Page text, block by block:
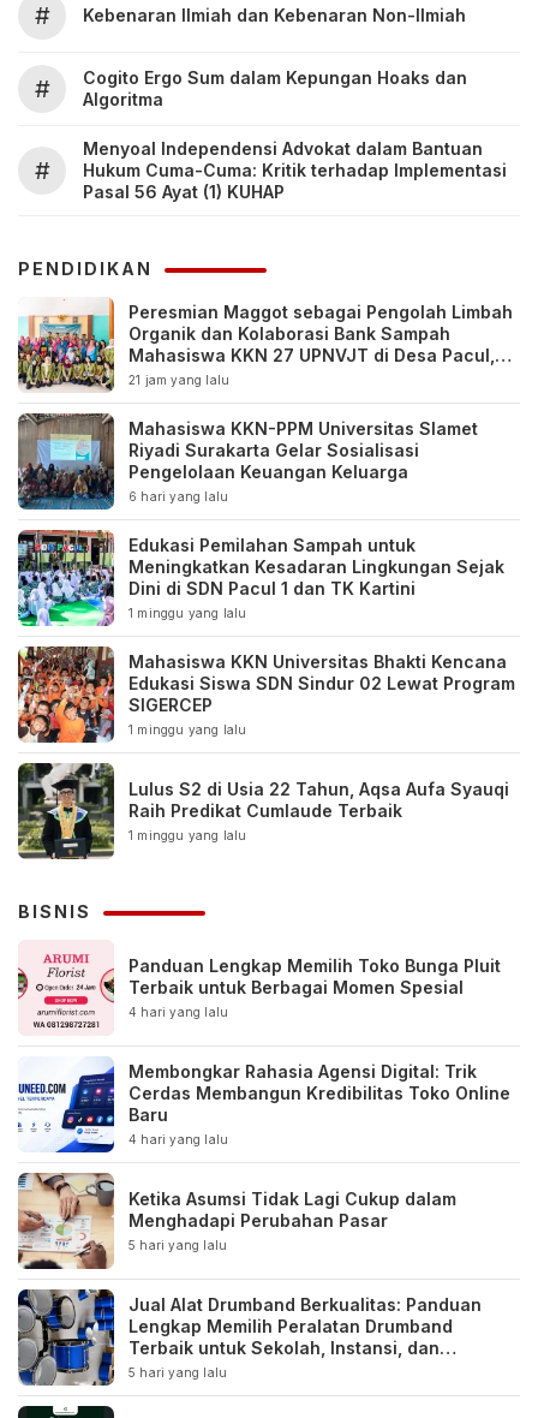
# Kebenaran Ilmiah dan Kebenaran Non-Ilmiah
#
Cogito Ergo Sum dalam Kepungan Hoaks dan
Algoritma
#
Menyoal Independensi Advokat dalam Bantuan
Hukum Cuma-Cuma: Kritik terhadap Implementasi
Pasal 56 Ayat (1) KUHAP
PENDIDIKAN
Peresmian Maggot sebagai Pengolah Limbah
Organik dan Kolaborasi Bank Sampah
Mahasiswa KKN 27 UPNVJT di Desa Pacul,
Bojonegoro
21 jam yang lalu
Mahasiswa KKN-PPM Universitas Slamet
Riyadi Surakarta Gelar Sosialisasi
Pengelolaan Keuangan Keluarga
6 hari yang lalu
Edukasi Pemilahan Sampah untuk
Meningkatkan Kesadaran Lingkungan Sejak
Dini di SDN Pacul 1 dan TK Kartini
1 minggu yang lalu
Mahasiswa KKN Universitas Bhakti Kencana
Edukasi Siswa SDN Sindur 02 Lewat Program
SIGERCEP
1 minggu yang lalu
Lulus S2 di Usia 22 Tahun, Aqsa Aufa Syauqi
Raih Predikat Cumlaude Terbaik
1 minggu yang lalu
BISNIS
Panduan Lengkap Memilih Toko Bunga Pluit
Terbaik untuk Berbagai Momen Spesial
4 hari yang lalu
Membongkar Rahasia Agensi Digital: Trik
Cerdas Membangun Kredibilitas Toko Online
Baru
4 hari yang lalu
Ketika Asumsi Tidak Lagi Cukup dalam
Menghadapi Perubahan Pasar
5 hari yang lalu
Jual Alat Drumband Berkualitas: Panduan
Lengkap Memilih Peralatan Drumband
Terbaik untuk Sekolah, Instansi, dan
Komunitas
5 hari yang lalu